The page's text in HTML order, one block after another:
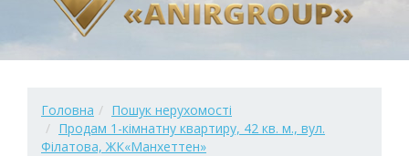
Головна
Пошук нерухомості
Продам 1-кімнатну квартиру, 42 кв. м., вул.
Філатова, ЖК«Манхеттен»